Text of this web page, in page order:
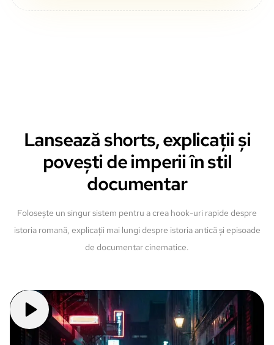
Lansează shorts, explicații și
povești de imperii în stil
documentar
Folosește un singur sistem pentru a crea hook-uri rapide despre
istoria romană, explicații mai lungi despre istoria antică și episoade
de documentar cinematice.